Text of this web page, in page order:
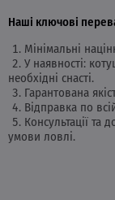
Наші ключові
Мінімальні
У наявності:
необхідні снасті.
Гарантована
Відправка по
Консультації та
умови ловлі.